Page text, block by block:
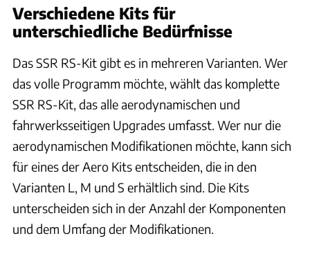
Verschiedene Kits für
unterschiedliche Bedürfnisse
Das SSR RS-Kit gibt es in mehreren Varianten. Wer
das volle Programm möchte, wählt das komplette
SSR RS-Kit, das alle aerodynamischen und
fahrwerksseitigen Upgrades umfasst. Wer nur die
aerodynamischen Modifikationen möchte, kann sich
für eines der Aero Kits entscheiden, die in den
Varianten L, M und S erhältlich sind. Die Kits
unterscheiden sich in der Anzahl der Komponenten
und dem Umfang der Modifikationen.